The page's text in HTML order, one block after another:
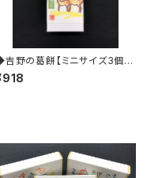
野の葛餅【ミニサイズ3個入
】 抹茶きな粉付き